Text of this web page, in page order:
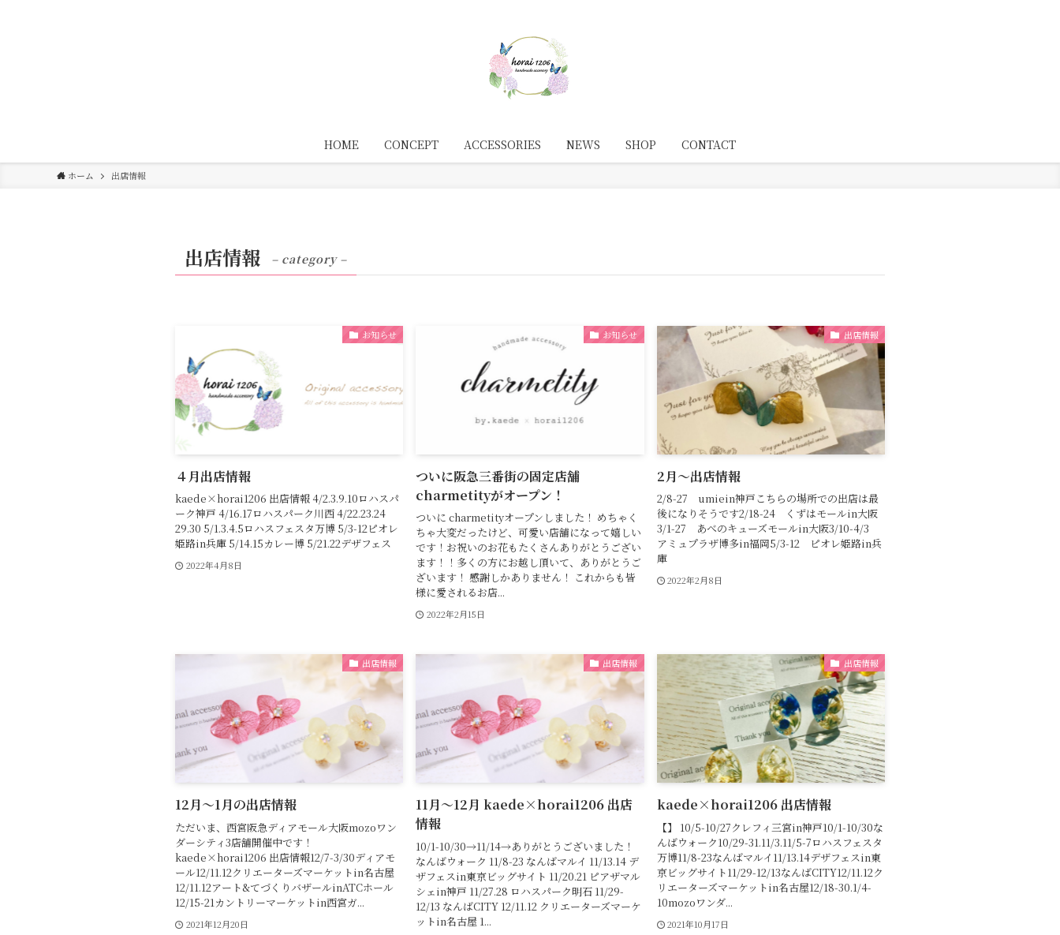
HOME CONCEPT ACCESSORIES NEWS SHOP CONTACT
ホーム 出店情報
出店情報 – category –
お知らせ
４月出店情報
kaede×horai1206 出店情報 4/2.3.9.10ロハスパ
ーク神戸 4/16.17ロハスパーク川西 4/22.23.24
29.30 5/1.3.4.5ロハスフェスタ万博 5/3-12ピオレ
姫路in兵庫 5/14.15カレー博 5/21.22デザフェス
2022年4月8日
お知らせ
ついに阪急三番街の固定店舗
charmetityがオープン！
ついに charmetityオープンしました！ めちゃく
ちゃ大変だったけど、可愛い店舗になって嬉しい
です！お祝いのお花もたくさんありがとうござい
ます！！多くの方にお越し頂いて、ありがとうご
ざいます！ 感謝しかありません！ これからも皆
様に愛されるお店...
2022年2月15日
出店情報
2月〜出店情報
2/8-27 umiein神戸こちらの場所での出店は最
後になりそうです2/18-24 くずはモールin大阪
3/1-27 あべのキューズモールin大阪3/10-4/3
アミュプラザ博多in福岡5/3-12 ピオレ姫路in兵
庫
2022年2月8日
出店情報
12月〜1月の出店情報
ただいま、西宮阪急ディアモール大阪mozoワン
ダーシティ3店舗開催中です！
kaede×horai1206 出店情報12/7-3/30ディアモ
ール12/11.12クリエーターズマーケットin名古屋
12/11.12アート&てづくりバザールinATCホール
12/15-21カントリーマーケットin西宮ガ...
2021年12月20日
出店情報
11月〜12月 kaede×horai1206 出店
情報
10/1-10/30→11/14→ありがとうございました！
なんばウォーク 11/8-23 なんばマルイ 11/13.14 デ
ザフェスin東京ビッグサイト 11/20.21 ピアザマル
シェin神戸 11/27.28 ロハスパーク明石 11/29-
12/13 なんばCITY 12/11.12 クリエーターズマーケ
ットin名古屋 1...
出店情報
kaede×horai1206 出店情報
【】 10/5-10/27クレフィ三宮in神戸10/1-10/30な
んばウォーク10/29-31.11/3.11/5-7ロハスフェスタ
万博11/8-23なんばマルイ11/13.14デザフェスin東
京ビッグサイト11/29-12/13なんばCITY12/11.12ク
リエーターズマーケットin名古屋12/18-30.1/4-
10mozoワンダ...
2021年10月17日